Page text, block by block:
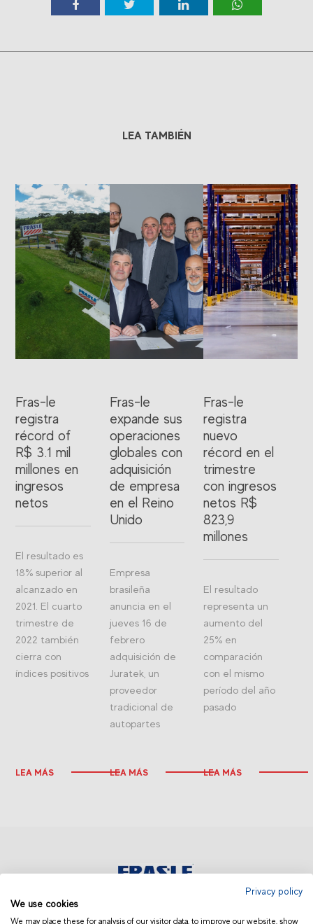
LEA TAMBIÉN
Fras-le
registra
récord of
R$ 3.1 mil
millones en
ingresos
netos
El resultado es
18% superior al
alcanzado en
2021. El cuarto
trimestre de
2022 también
cierra con
índices positivos
LEA MÁS
Fras-le
expande sus
operaciones
globales con
adquisición
de empresa
en el Reino
Unido
Empresa
brasileña
anuncia en el
jueves 16 de
febrero
adquisición de
Juratek, un
proveedor
tradicional de
autopartes
LEA MÁS
Fras-le
registra
nuevo
récord en el
trimestre
con ingresos
netos R$
823,9
millones
El resultado
representa un
aumento del
25% en
comparación
con el mismo
período del año
pasado
LEA MÁS
COLOMBIA
Privacy policy
We use cookies
We may place these for analysis of our visitor data, to improve our website, show